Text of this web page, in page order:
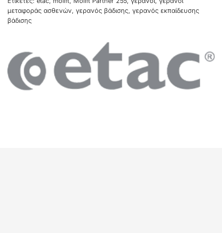
μεταφοράς ασθενών, γερανός βάδισης, γερανός εκπαίδευσης
βάδισης